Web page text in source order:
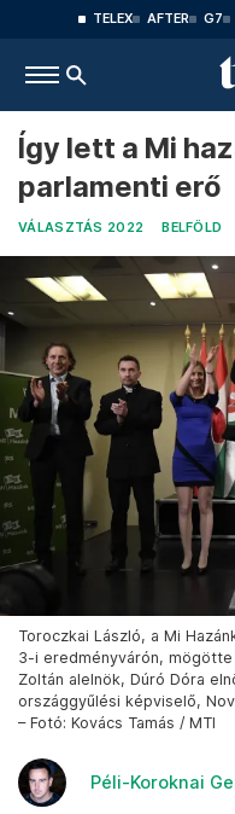
TELEX AFTER G7
Így lett a Mi
parlamenti erő
VÁLASZTÁS 2022 BELFÖLD
Toroczkai László, a Mi
3-i eredményvárón,
Zoltán alelnök, Dúró Dóra
országgyűlési képviselő,
– Fotó: Kovács Tamás / MTI
Péli-Koroknai